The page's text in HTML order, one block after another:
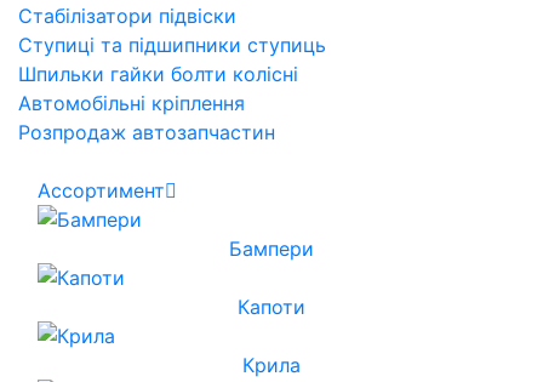
Стабілізатори підвіски
Ступиці та підшипники ступиць
Шпильки гайки болти колісні
Автомобільні кріплення
Розпродаж автозапчастин
Ассортимент
Бампери
Капоти
Крила